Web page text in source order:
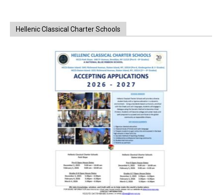
Hellenic Classical Charter Schools